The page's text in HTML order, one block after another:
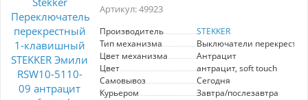
подчеркивая утонченность вашего интерьера.
создания комфортной атмосферы в доме или
офисе, обеспечивая легкий доступ к
управлению освещением. Выберите качество
и стиль с переключателем STEKKER Эмили.
Артикул: 49923
Производитель
STEKKER
Тип механизма
Выключатели
Цвет механизма
Антрацит
Цвет
антрацит, soft touch
Самовывоз
Сегодня
Курьером
Завтра/послезавтра